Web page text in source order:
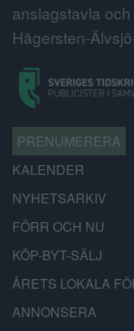
anslagstavla
Hägersten-
PRENUMERERA
KALENDER
NYHETSARKIV
FÖRR OCH NU
KÖP-BYT-SÄLJ
ÅRETS LOKALA
ANNONSERA